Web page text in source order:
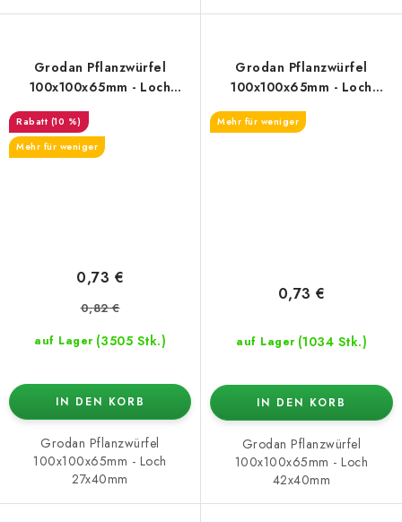
Grodan Pflanzwürfel
100x100x65mm - Loch
(10 %)
Mehr für weniger
auf Lager (3505 Stk.)
0,73 €
0,82 €
IN DEN KORB
Grodan Pflanzwürfel
100x100x65mm - Loch
27x40mm
Grodan Pflanzwürfel
100x100x65mm - Loch
Mehr für weniger
auf Lager (1034 Stk.)
0,73 €
IN DEN KORB
Grodan Pflanzwürfel
100x100x65mm - Loch
42x40mm